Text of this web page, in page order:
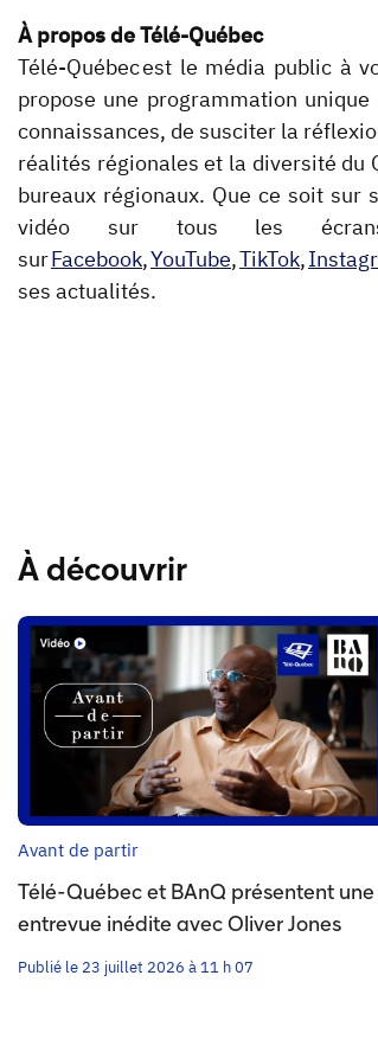
À propos de Télé-Québec
Télé-Québec est le média public à
propose une programmation
connaissances, de susciter la
réalités régionales et la diversité du
bureaux régionaux. Que ce soit sur
vidéo sur tous les
surFacebook,YouTube,TikTok,
ses actualités.
À découvrir
Avant de partir
Télé-Québec et BAnQ présentent une
entrevue inédite avec Oliver Jones
Publié le 23 juillet 2026 à 11 h 07